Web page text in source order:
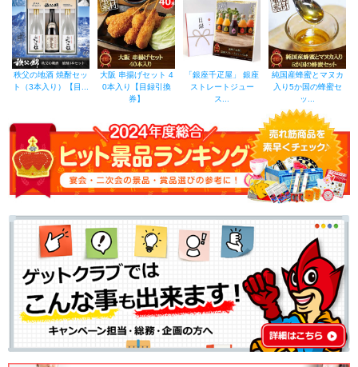
秩父の地酒 焼酎セッ
ト（3本入り）【目...
大阪 串揚げセット 4
0本入り【目録引換
券】
「銀座千疋屋」 銀座
ストレートジュー
ス...
純国産蜂蜜とマヌカ
入り5か国の蜂蜜セ
ッ...